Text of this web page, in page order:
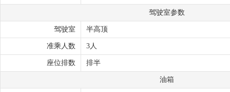
驾驶室参数
驾驶室 半高顶
准乘人数 3人
座位排数 排半
油箱